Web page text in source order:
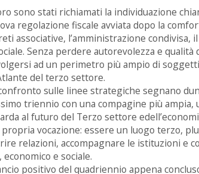
sono stati richiamati la individuazione
regolazione fiscale avviata dopo la
associative, l’amministrazione condivisa,
Senza perdere autorevolezza e
ad un perimetro più ampio di
del terzo settore.
sulle linee strategiche segnano
triennio con una compagine più ampia,
al futuro del Terzo settore
vocazione: essere un luogo terzo,
relazioni, accompagnare le istituzioni e
e sociale.
positivo del quadriennio appena